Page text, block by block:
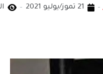
21 تموز/يوليو 2021